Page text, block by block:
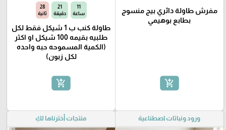
مفرش طاولة دائري بيج منسوج
بطابع بوهيمي
add_shopping_cart
11
ساعة
21
دقيقة
27
ثانية
طاولة كنب ب 1 شيكل فقط لكل
طلبيه بقيمه 100 شيكل او اكثر
(الكمية المسموحه حبه واحده
لكل زبون)
add_shopping_cart
ورود ونباتات اصطناعية منتجات أخترناها لكِ